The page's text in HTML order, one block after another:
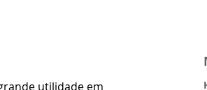
utilidade em